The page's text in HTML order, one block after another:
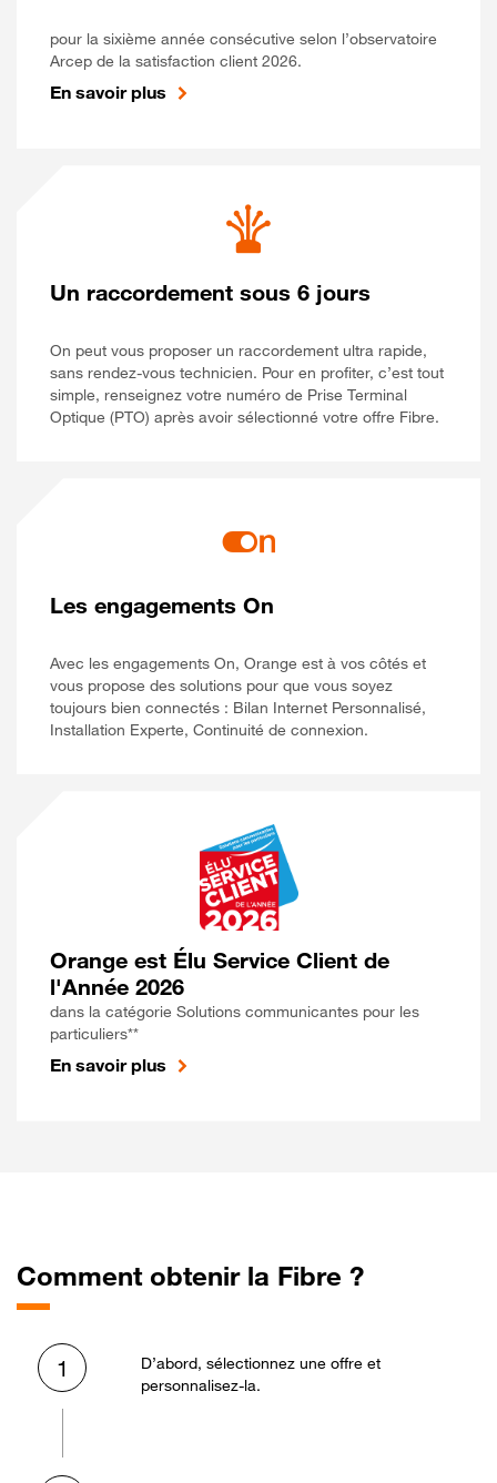
pour la sixième année consécutive selon l’observatoire
Arcep de la satisfaction client 2026.
En savoir plus
Un raccordement sous 6 jours
On peut vous proposer un raccordement ultra rapide,
sans rendez-vous technicien. Pour en profiter, c’est tout
simple, renseignez votre numéro de Prise Terminal
Optique (PTO) après avoir sélectionné votre offre Fibre.
Les engagements On
Avec les engagements On, Orange est à vos côtés et
vous propose des solutions pour que vous soyez
toujours bien connectés : Bilan Internet Personnalisé,
Installation Experte, Continuité de connexion.
Orange est Élu Service Client de
l'Année 2026
dans la catégorie Solutions communicantes pour les
particuliers**
En savoir plus
Comment obtenir la Fibre ?
1
D’abord, sélectionnez une offre et
personnalisez-la.